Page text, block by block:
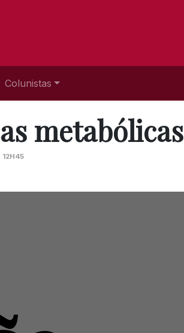
Colunistas
metabólicas
12H45